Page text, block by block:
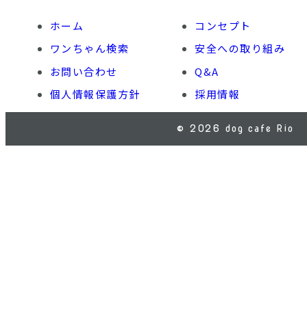
ホーム
コンセプト
ワンちゃん検索
安全への取り組み
お問い合わせ
Q&A
個人情報保護方針
採用情報
© 2026 dog cafe Rio